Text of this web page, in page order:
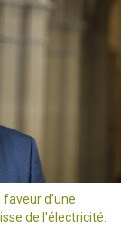
d’une
de l'électricité.